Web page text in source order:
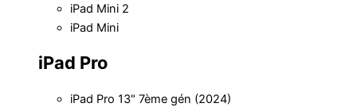
iPad Mini 2
iPad Mini
iPad Pro
iPad Pro 13" 7ème gén (2024)